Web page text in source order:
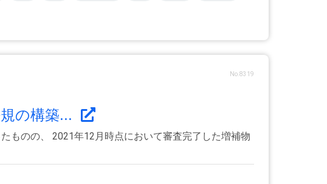
No.8319
の構築...
ものの、 2021年12月時点において審査完了した増補物